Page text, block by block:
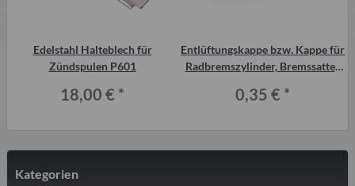
Edelstahl Halteblech für
Zündspulen P601
18,00 € *
Entlüftungskappe bzw. Kappe für
Radbremszylinder, Bremssattel,
0,35 € *
Kategorien